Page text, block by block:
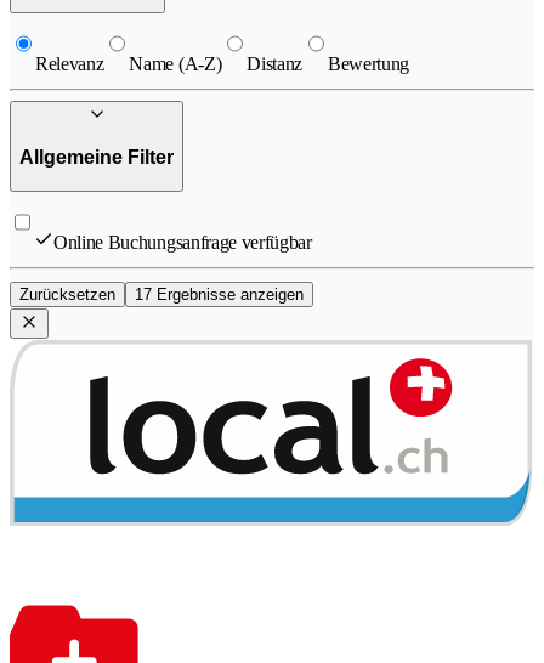
Relevanz Name (A-Z) Distanz Bewertung
Allgemeine Filter
Online Buchungsanfrage verfügbar
Zurücksetzen 17 Ergebnisse anzeigen